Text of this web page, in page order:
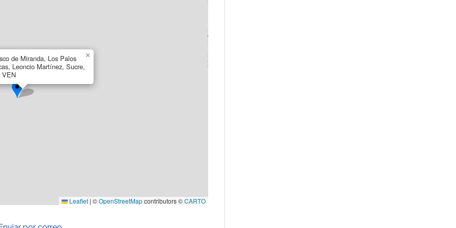
de Miranda, Los Palos
Leoncio Martínez, Sucre,
VEN
×
Leaflet | ©OpenStreetMapcontributors ©CARTO